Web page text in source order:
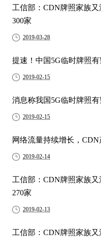
工信部：CDN牌照家族
300家
2019-03-28
提速！中国5G临时牌照
2019-02-15
消息称我国5G临时牌照
2019-02-15
网络流量持续增长，
2019-02-14
工信部：CDN牌照家族
270家
2019-02-13
工信部：CDN牌照家族